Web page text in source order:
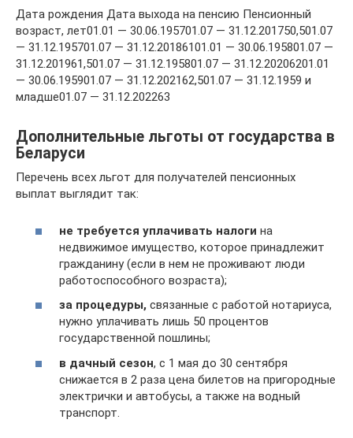
Дата рождения Дата выхода на пенсию Пенсионный
возраст, лет01.01 — 30.06.195701.07 — 31.12.201750,501.07
— 31.12.195701.07 — 31.12.20186101.01 — 30.06.195801.07 —
31.12.201961,501.07 — 31.12.195801.07 — 31.12.20206201.01
— 30.06.195901.07 — 31.12.202162,501.07 — 31.12.1959 и
младше01.07 — 31.12.202263
Дополнительные льготы от государства в
Беларуси
Перечень всех льгот для получателей пенсионных
выплат выглядит так:
не требуется уплачивать налоги на
недвижимое имущество, которое принадлежит
гражданину (если в нем не проживают люди
работоспособного возраста);
за процедуры, связанные с работой нотариуса,
нужно уплачивать лишь 50 процентов
государственной пошлины;
в дачный сезон, с 1 мая до 30 сентября
снижается в 2 раза цена билетов на пригородные
электрички и автобусы, а также на водный
транспорт.